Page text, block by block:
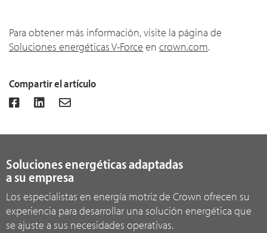
Para obtener más información, visite la página de
Soluciones energéticas V-Force en crown.com.
Compartir el artículo
Soluciones energéticas adaptadas
a su empresa
Los especialistas en energía motriz de Crown ofrecen su
experiencia para desarrollar una solución energética que
se ajuste a sus necesidades operativas.